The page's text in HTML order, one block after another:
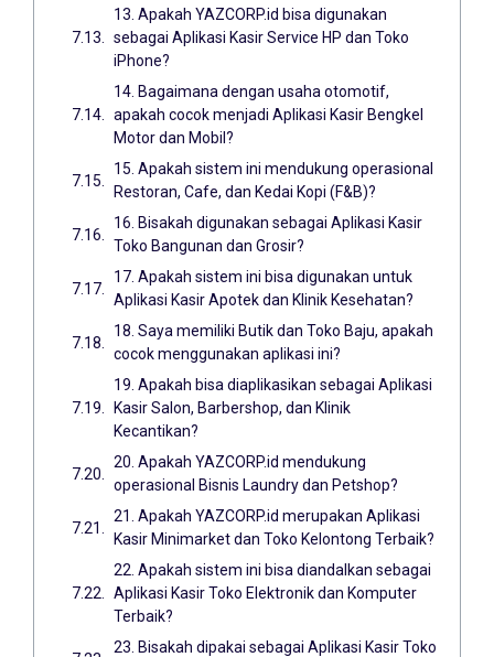
13. Apakah YAZCORP.id bisa digunakan
sebagai Aplikasi Kasir Service HP dan Toko
iPhone?
14. Bagaimana dengan usaha otomotif,
apakah cocok menjadi Aplikasi Kasir Bengkel
Motor dan Mobil?
15. Apakah sistem ini mendukung operasional
Restoran, Cafe, dan Kedai Kopi (F&B)?
16. Bisakah digunakan sebagai Aplikasi Kasir
Toko Bangunan dan Grosir?
17. Apakah sistem ini bisa digunakan untuk
Aplikasi Kasir Apotek dan Klinik Kesehatan?
18. Saya memiliki Butik dan Toko Baju, apakah
cocok menggunakan aplikasi ini?
19. Apakah bisa diaplikasikan sebagai Aplikasi
Kasir Salon, Barbershop, dan Klinik
Kecantikan?
20. Apakah YAZCORP.id mendukung
operasional Bisnis Laundry dan Petshop?
21. Apakah YAZCORP.id merupakan Aplikasi
Kasir Minimarket dan Toko Kelontong Terbaik?
22. Apakah sistem ini bisa diandalkan sebagai
Aplikasi Kasir Toko Elektronik dan Komputer
Terbaik?
23. Bisakah dipakai sebagai Aplikasi Kasir Toko